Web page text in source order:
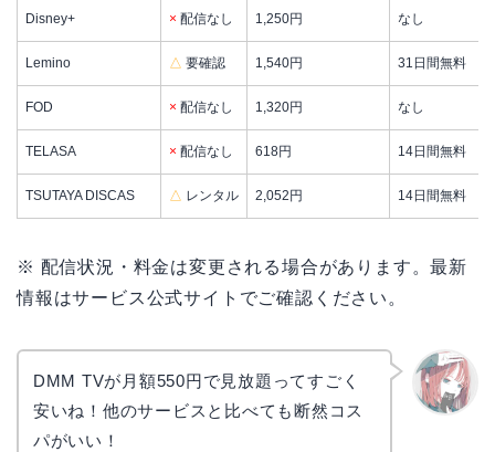
Disney+ × 配信なし 1,250円 なし
Lemino △ 要確認 1,540円 31日間無料
FOD × 配信なし 1,320円 なし
TELASA × 配信なし 618円 14日間無料
TSUTAYA DISCAS △ レンタル 2,052円 14日間無料
※ 配信状況・料金は変更される場合があります。最新
情報はサービス公式サイトでご確認ください。
DMM TVが月額550円で見放題ってすごく
安いね！他のサービスと比べても断然コス
パがいい！